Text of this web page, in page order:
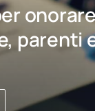
parenti